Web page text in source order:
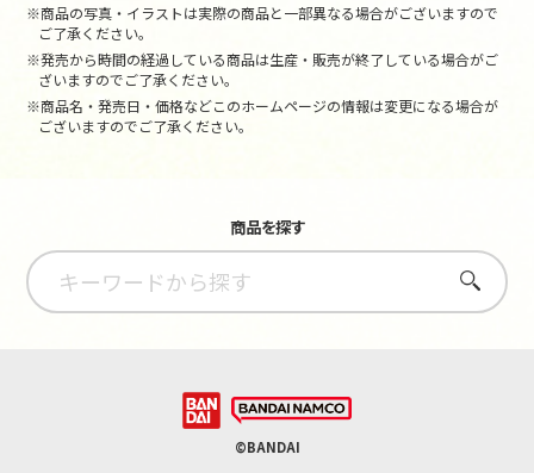
※商品の写真・イラストは実際の商品と一部異なる場合がございますので
ご了承ください。
※発売から時間の経過している商品は生産・販売が終了している場合がご
ざいますのでご了承ください。
※商品名・発売日・価格などこのホームページの情報は変更になる場合が
ございますのでご了承ください。
商品を探す
さがす
©BANDAI